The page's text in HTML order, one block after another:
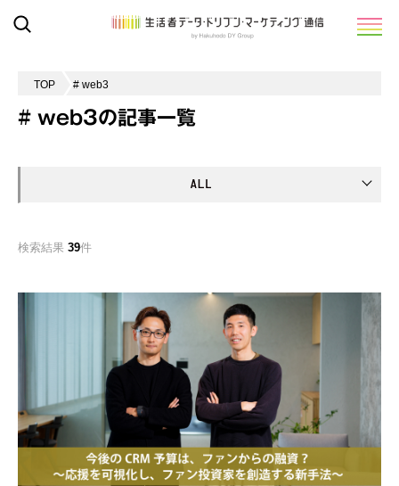
TOP # web3
# web3の記事一覧
検索結果 39件